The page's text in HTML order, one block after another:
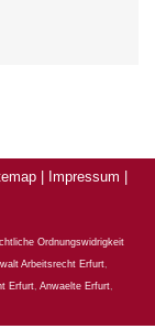
Impressum
Ordnungswidrigkeit
Arbeitsrecht Erfurt,
Erfurt Anwaelte Erfurt